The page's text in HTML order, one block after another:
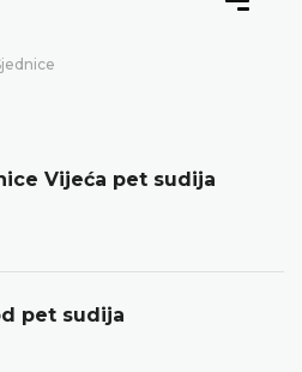
Vijeća pet sudija
pet sudija